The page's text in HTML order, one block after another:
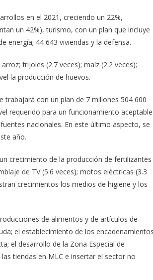
en el 2021, creciendo un 22%,
un 42%), turismo, con un plan que incluye
energía; 44 643 viviendas y la defensa.
frijoles (2.7 veces); maíz (2.2 veces);
la producción de huevos.
trabajará con un plan de 7 millones 504 600
requerido para un funcionamiento aceptable
nacionales. En este último aspecto, se
año.
crecimiento de la producción de fertilizantes
de TV (5.6 veces); motos eléctricas (3.3
crecimientos los medios de higiene y los
de alimentos y de artículos de
el establecimiento de los
el desarrollo de la Zona Especial de
tiendas en MLC e insertar el sector no